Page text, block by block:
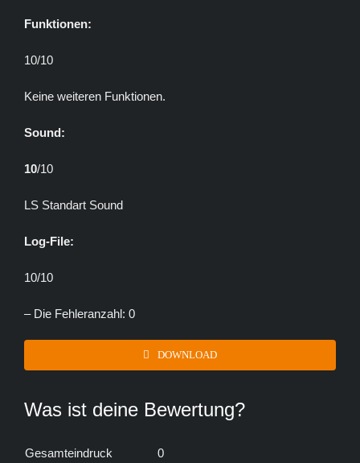
Funktionen:
10/10
Keine weiteren Funktionen.
Sound:
10/10
LS Standart Sound
Log-File:
10/10
– Die Fehleranzahl: 0
DOWNLOAD
Was ist deine Bewertung?
Gesamteindruck
0